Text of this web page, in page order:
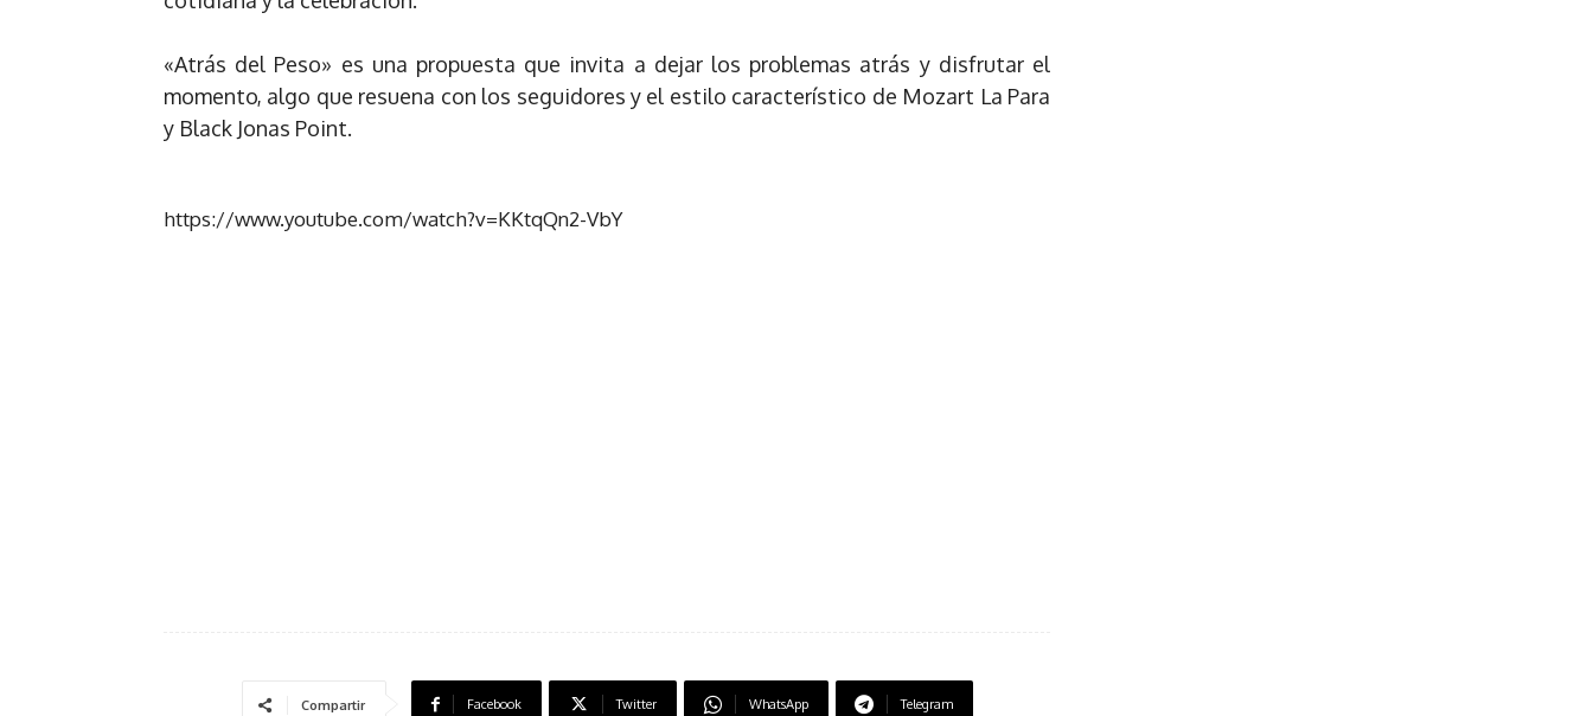
«Atrás del Peso» es una propuesta que invita a dejar los problemas atrás y disfrutar el
momento, algo que resuena con los seguidores y el estilo característico de Mozart La Para
y Black Jonas Point.
https://www.youtube.com/watch?v=KKtqQn2-VbY
Compartir Facebook Twitter WhatsApp Telegram